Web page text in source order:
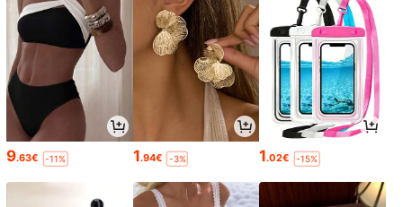
9.63€ -11% 1.94€ -3% 1.02€ -15%